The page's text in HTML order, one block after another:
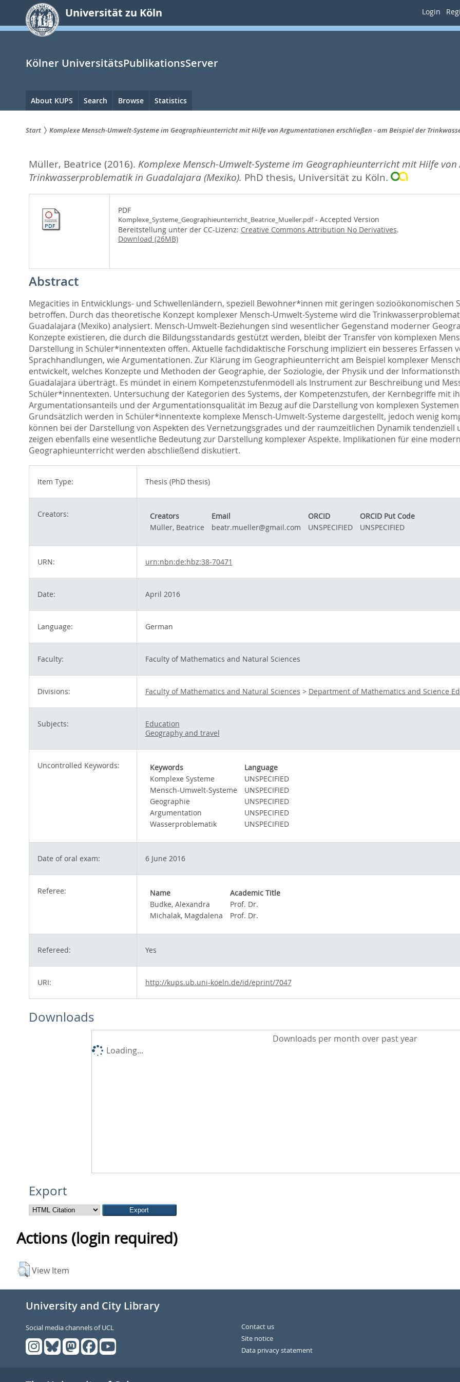
springen
Universität zu Köln Login
Kölner UniversitätsPublikationsServer
Hauptnavigation
About KUPS Search Browse Statistics
sind
hier:
Start Komplexe Mensch-Umwelt-Systeme im Geographieunterricht mit Hilfe von Argumentationen erschließen - am Beispiel der
Müller, Beatrice (2016). Komplexe Mensch-Umwelt-Systeme im Geographieunterricht mit Hilfe
Trinkwasserproblematik in Guadalajara (Mexiko). PhD thesis, Universität zu Köln.
PDF
Komplexe_Systeme_Geographieunterricht_Beatrice_Mueller.pdf- Accepted Version
Bereitstellung unter der CC-Lizenz: Creative Commons Attribution No Derivatives.
Download (26MB)
Abstract
Megacities in Entwicklungs- und Schwellenländern, speziell Bewohner*innen mit geringen sozioökonomischen
betroffen. Durch das theoretische Konzept komplexer Mensch-Umwelt-Systeme wird die
Guadalajara (Mexiko) analysiert. Mensch-Umwelt-Beziehungen sind wesentlicher Gegenstand moderner
Konzepte existieren, die durch die Bildungsstandards gestützt werden, bleibt der Transfer von komplexen
Darstellung in Schüler*innentexten offen. Aktuelle fachdidaktische Forschung impliziert ein besseres Erfassen
Sprachhandlungen, wie Argumentationen. Zur Klärung im Geographieunterricht am Beispiel komplexer
entwickelt, welches Konzepte und Methoden der Geographie, der Soziologie, der Physik und der
Guadalajara überträgt. Es mündet in einem Kompetenzstufenmodell als Instrument zur Beschreibung und
Schüler*innentexten. Untersuchung der Kategorien des Systems, der Kompetenzstufen, der Kernbegriffe mit
Argumentationsanteils und der Argumentationsqualität im Bezug auf die Darstellung von komplexen
Grundsätzlich werden in Schüler*innentexte komplexe Mensch-Umwelt-Systeme dargestellt, jedoch wenig
können bei der Darstellung von Aspekten des Vernetzungsgrades und der raumzeitlichen Dynamik
zeigen ebenfalls eine wesentliche Bedeutung zur Darstellung komplexer Aspekte. Implikationen für eine
Geographieunterricht werden abschließend diskutiert.
Item Type: Thesis (PhD thesis)
Creators: Creators Email ORCID
ORCID Put Code
Müller, Beatrice
beatr.mueller@gmail.com UNSPECIFIED UNSPECIFIED
URN: urn:nbn:de:hbz:38-70471
Date: April 2016
Language: German
Faculty: Faculty of Mathematics and Natural Sciences
Divisions: Faculty of Mathematics and Natural Sciences > Department of Mathematics and Science
Subjects:
Education
Geography and travel
Uncontrolled Keywords: Keywords
Language
Komplexe Systeme
UNSPECIFIED
Mensch-Umwelt-Systeme
UNSPECIFIED
Geographie
UNSPECIFIED
Argumentation
UNSPECIFIED
Wasserproblematik
UNSPECIFIED
Date of oral exam: 6 June 2016
Referee: Name
Academic Title
Budke, Alexandra
Prof. Dr.
Michalak, Magdalena
Prof. Dr.
Refereed: Yes
URI: http://kups.ub.uni-koeln.de/id/eprint/7047
Downloads
Downloads per month over past year
Loading...
Export
Actions (login required)
View Item
University and City Library
Social media channels of UCL
Contact us
Site notice
Data privacy statement